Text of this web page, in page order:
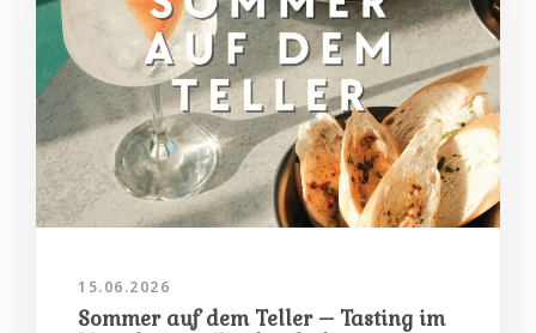
15.06.2026
Sommer auf dem Teller – Tasting im